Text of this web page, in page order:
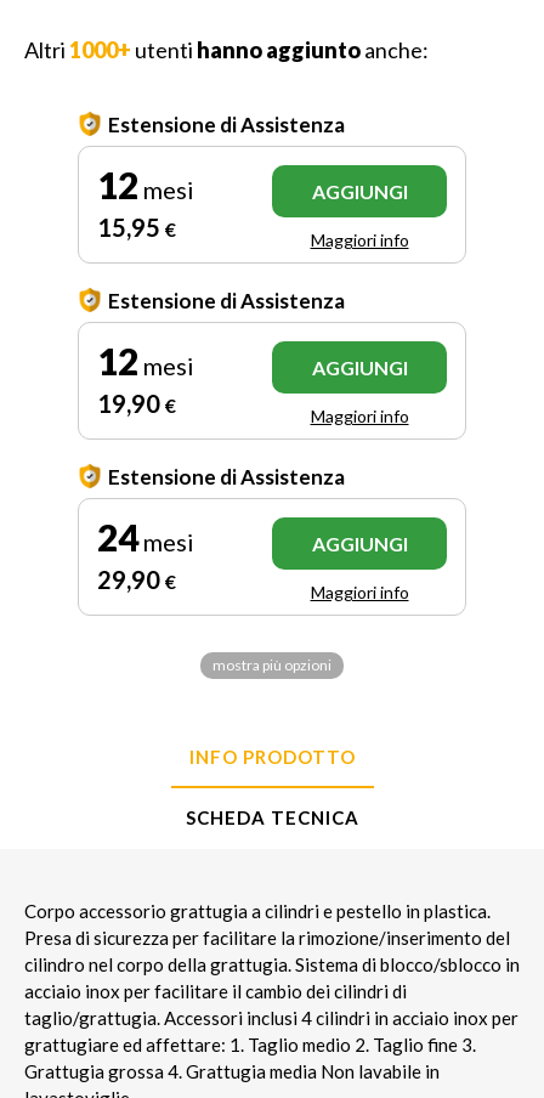
Altri 1000+ utenti hanno aggiuntoanche:
Estensione di Assistenza
12 mesi
15,95 €
AGGIUNGI
Maggiori info
Estensione di Assistenza
12 mesi
19,90 €
AGGIUNGI
Maggiori info
Estensione di Assistenza
24mesi
29,90 €
AGGIUNGI
Maggiori info
mostra più opzioni
INFO PRODOTTO
SCHEDA TECNICA
Corpo accessorio grattugia a cilindri e pestello in plastica.
Presa di sicurezza per facilitare la rimozione/inserimento del
cilindro nel corpo della grattugia. Sistema di blocco/sblocco in
acciaio inox per facilitare il cambio dei cilindri di
taglio/grattugia. Accessori inclusi 4 cilindri in acciaio inox per
grattugiare ed affettare: 1. Taglio medio 2. Taglio fine 3.
Grattugia grossa 4. Grattugia media Non lavabile in